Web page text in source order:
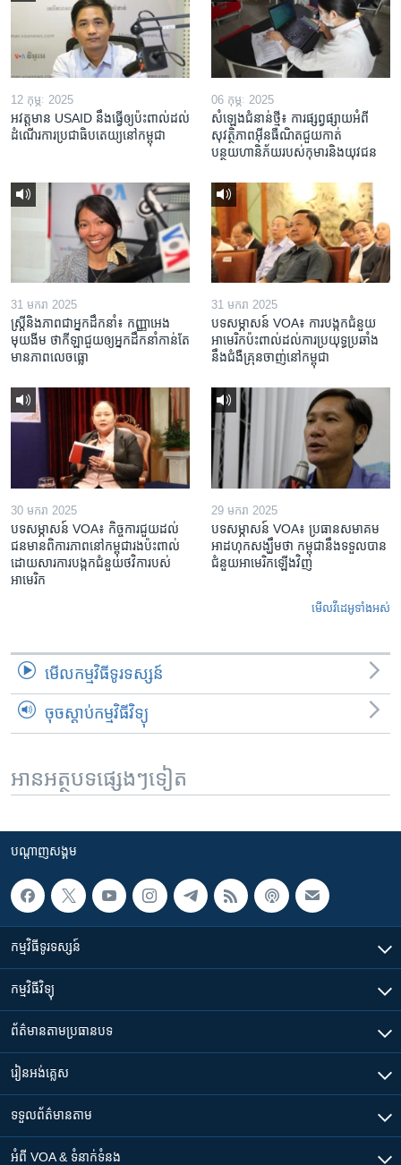
12 កុម្ភៈ 2025
អវត្តមាន USAID នឹងធ្វើឲ្យប៉ះពាល់ដល់
ដំណើរការប្រជាធិបតេយ្យនៅកម្ពុជា
06 កុម្ភៈ 2025
សំឡេងជំនាន់ថ្មី៖ ការផ្សព្វផ្សាយអំពី
សុវត្ថិភាពអ៊ីនធឺណិតជួយកាត់
បន្ថយហានិភ័យរបស់កុមារនិងយុវជន
31 មករា 2025
ស្រ្តី​និង​ភាព​ជា​អ្នក​ដឹកនាំ៖ កញ្ញា​អេង
មុយងីម ថា​កីឡា​ជួយឲ្យ​អ្នកដឹកនាំ​កាន់តែ​
មាន​ភាព​លេចធ្លោ
31 មករា 2025
បទសម្ភាសន៍ VOA៖ ការបង្កក​ជំនួយ​
អាមេរិក​ប៉ះពាល់ដល់​ការប្រយុទ្ធ​ប្រឆាំង​
នឹង​ជំងឺ​គ្រុនចាញ់​នៅ​កម្ពុជា
30 មករា 2025
បទសម្ភាសន៍ VOA៖ កិច្ចការ​ជួយ​ដល់​
ជន​មាន​ពិការភាព​នៅកម្ពុជា​រង​ប៉ះពាល់​
ដោយសារ​ការ​បង្កក​ជំនួយ​ថវិកា​របស់​
អាមេរិក
29 មករា 2025
បទសម្ភាសន៍ VOA៖ ប្រធាន​សមាគម​
អាដហុក​សង្ឃឹម​ថា កម្ពុជា​នឹង​ទទួល​បាន​
ជំនួយ​អាមេរិក​ឡើងវិញ
មើល​វីដេអូ​ទាំង​អស់
មើល​កម្មវិធី​ទូរទស្សន៍
ចុចស្តាប់កម្មវិធីវិទ្យុ
អានអត្ថបទផ្សេងៗទៀត
បណ្តាញ​សង្គម
កម្មវិធី​ទូរទស្សន៍
កម្មវិធី​វិទ្យុ
ព័ត៌មាន​តាមប្រធានបទ​
រៀន​​អង់គ្លេស
ទទួល​ព័ត៌មាន​តាម
អំពី​ VOA & ទំនាក់ទំនង